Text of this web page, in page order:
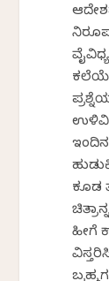
ಕೂಡ
ಹೀಗೆ